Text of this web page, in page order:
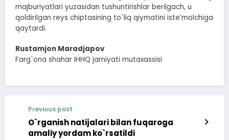
majburiyatlari yuzasidan tushuntirishlar berilgach, u
qoldirilgan reys chiptasining to`liq qiymatini isteʼmolchiga
qaytardi.
Rustamjon Maradjapov
Farg`ona shahar IHHQ jamiyati mutaxassisi
Previous post
O`rganish natijalari bilan fuqaroga
amaliy yordam ko`rsatildi